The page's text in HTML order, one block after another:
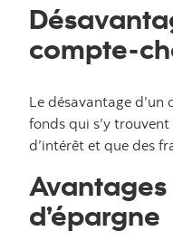
compte-
Le désavantage d’un
fonds qui s’y
d’intérêt et que des
Avantages
d’épargne